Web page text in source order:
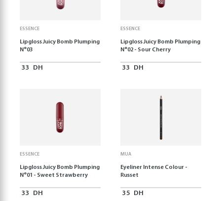
ESSENCE
Lipgloss Juicy Bomb Plumping
N°03
33 DH
ESSENCE
Lipgloss Juicy Bomb Plumping
N°02 - Sour Cherry
33 DH
ESSENCE
Lipgloss Juicy Bomb Plumping
N°01 - Sweet Strawberry
33 DH
MUA
Eyeliner Intense Colour -
Russet
35 DH